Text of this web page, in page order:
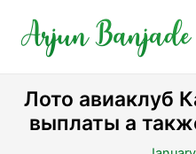
content
Лото авиаклуб
выплаты а
navigation